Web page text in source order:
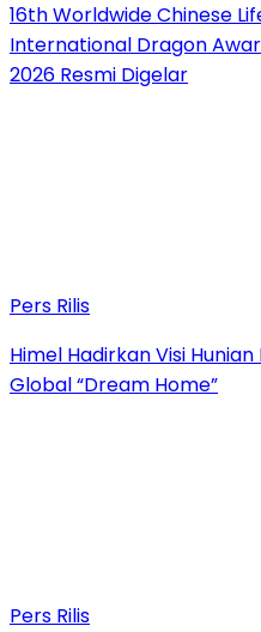
16th Worldwide Chinese
International Dragon
2026 Resmi Digelar
Pers Rilis
Himel Hadirkan Visi
Global “Dream Home”
Pers Rilis